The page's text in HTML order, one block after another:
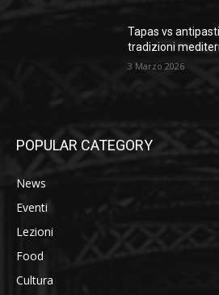
Tapas vs
tradizioni
3 Marzo 2026
POPULAR CATEGORY
News
Eventi
Lezioni
Food
Cultura